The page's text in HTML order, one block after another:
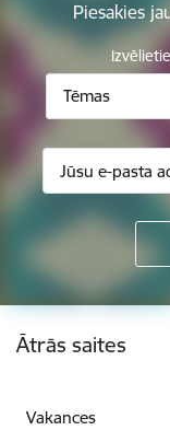
Piesakies
Tēmas
Kājene
Ātrās saites
Vakances